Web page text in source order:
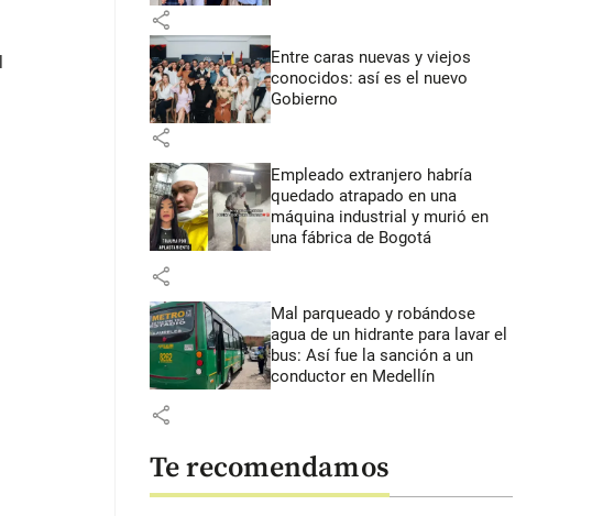
share
Entre caras nuevas y viejos
conocidos: así es el nuevo
Gobierno
share
Empleado extranjero habría
quedado atrapado en una
máquina industrial y murió en
una fábrica de Bogotá
share
Mal parqueado y robándose
agua de un hidrante para lavar el
bus: Así fue la sanción a un
conductor en Medellín
share
Te recomendamos